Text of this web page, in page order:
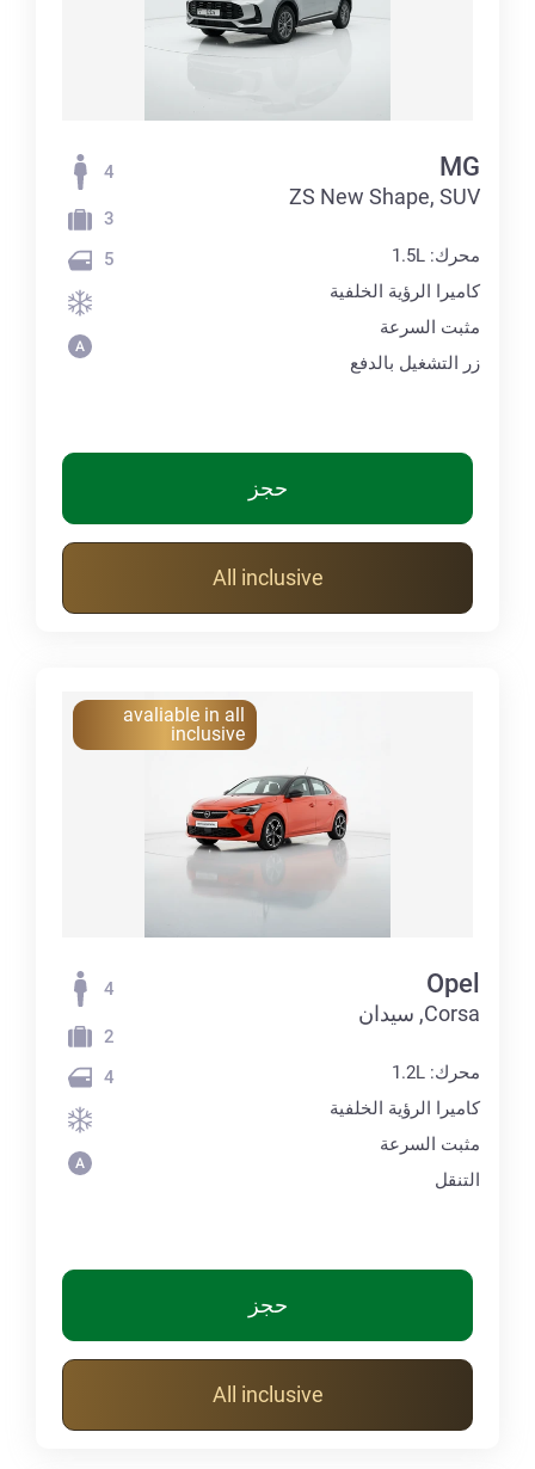
MG
ZS New Shape, SUV
محرك: 1.5L
كاميرا الرؤية الخلفية
مثبت السرعة
زر التشغيل بالدفع
4
3
5
حجز
All inclusive
avaliable in all
inclusive
Opel
Corsa, سيدان
محرك: 1.2L
كاميرا الرؤية الخلفية
مثبت السرعة
التنقل
4
2
4
حجز
All inclusive